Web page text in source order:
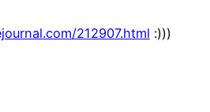
212907.html :)))